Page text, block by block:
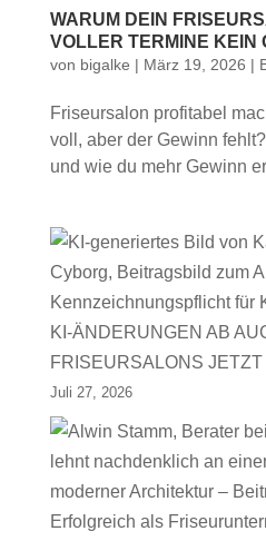
WARUM DEIN
VOLLER TERMINE KEIN
von bigalke | März 19, 2026 |
Friseursalon profitabel
voll, aber der Gewinn
und wie du mehr Gewinn
KI-ÄNDERUNGEN AB
FRISEURSALONS
Juli 27, 2026